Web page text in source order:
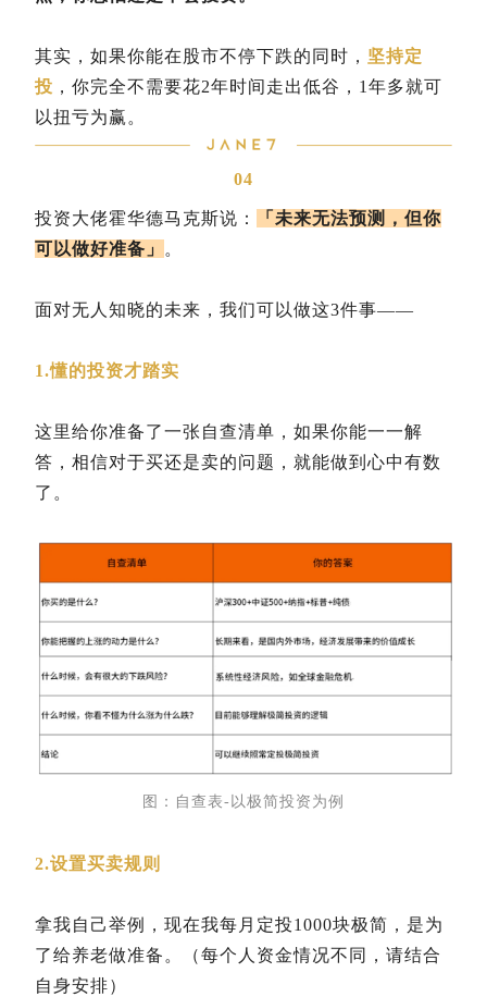
其实，如果你能在股市不停下跌的同时， 坚持定
投 ，你完全不需要花2年时间走出低谷，1年多就可
以扭亏为赢。
04
投资大佬霍华德马克斯说：
「未来无法预测，但你
可以做好准备」
。
面对无人知晓的未来，我们可以做这3件事——
1.懂的投资才踏实
这里给你准备了一张自查清单，如果你能一一解
答，相信对于买还是卖的问题，就能做到心中有数
了。
图：自查表-以极简投资为例
2.设置买卖规则
拿我自己举例，现在我每月定投1000块极简，是为
了给养老做准备。（每个人资金情况不同，请结合
自身安排）